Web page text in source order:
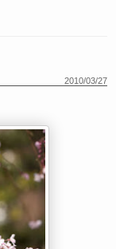
2010/03/27